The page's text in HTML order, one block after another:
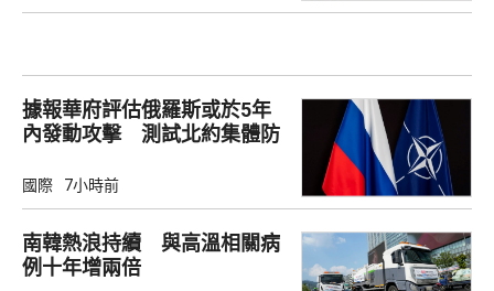
據報華府評估俄羅斯或於5年
內發動攻擊 測試北約集體防
國際 7小時前
南韓熱浪持續 與高溫相關病
例十年增兩倍